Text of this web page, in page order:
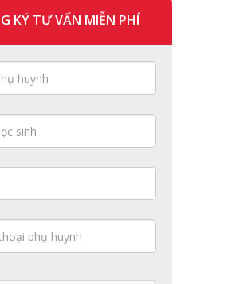
KÝ TƯ VẤN MIỄN PHÍ